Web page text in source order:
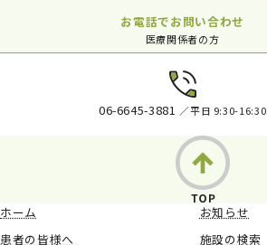
お電話でお問い合わせ
医療関係者の方
06-6645-3881 ／平日 9:30-16:30
ホーム
お知らせ
患者の皆様へ
施設の検索